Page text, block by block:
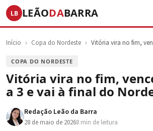
LB LEÃODABARRA
Início › Copa do Nordeste › Vitória vira no fim,
COPA DO NORDESTE
Vitória vira no fim,
a 3 e vai à final do
Redação Leão da Barra
28 de maio de 20268 min de leitura